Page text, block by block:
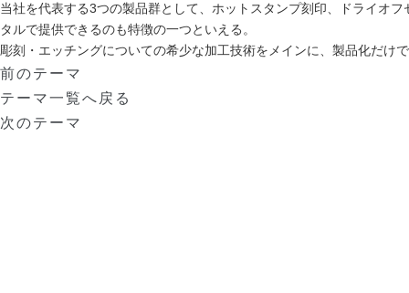
当社を代表する3つの製品群として、ホットスタンプ刻印、ドライオ
タルで提供できるのも特徴の一つといえる。
彫刻・エッチングについての希少な加工技術をメインに、製品化だ
前のテーマ
テーマ一覧へ戻る
次のテーマ